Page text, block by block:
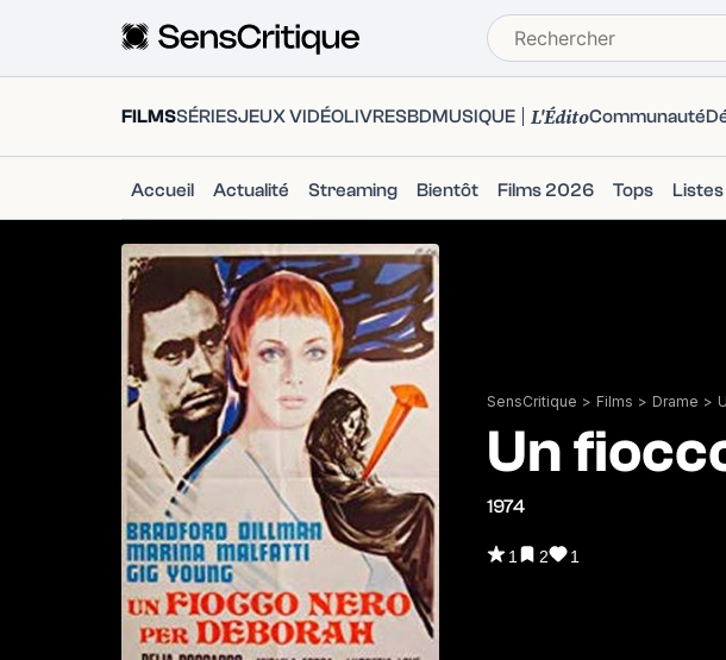
FILMSSÉRIESJEUX VIDÉOLIVRESBDMUSIQUE L'ÉditoCommunauté
Accueil Actualité Streaming Bientôt Films 2026 Tops Listes
SensCritique > Films > Drame >
Un
1974
1 2 1